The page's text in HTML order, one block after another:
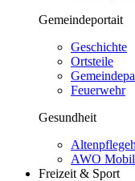
Gemeindeportait
Geschichte
Ortsteile
Feuerwehr
Gesundheit
AWO
Freizeit & Sport